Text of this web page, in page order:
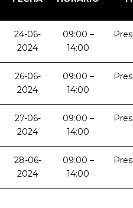
24-06-
2024
09:00 –
14:00
26-06-
2024
09:00 –
14:00
27-06-
2024
09:00 –
14:00
28-06-
2024
09:00 –
14:00